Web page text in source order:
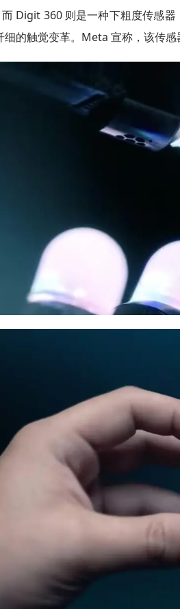
而 Digit 360 则是一种下粗度传感
细的触觉变革。Meta 宣称，该传感